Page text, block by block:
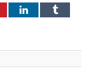
LinkedInTumblr